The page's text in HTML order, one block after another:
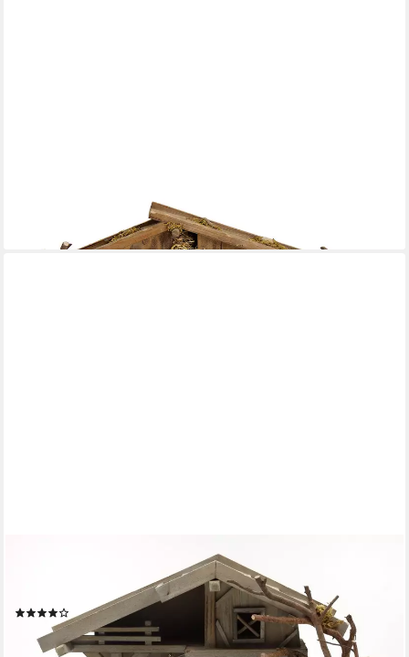
lieferbar - in 2-3 Werktagen bei dir
Krippe Holz Krippenstall mit Licht 38*18*21cm (OHNE
Krippenfiguren) (1-tlg), Krippenstall aus Holz mit Beleuchtung
(2)
46,95 €
lieferbar - in 5-6 Werktagen bei dir